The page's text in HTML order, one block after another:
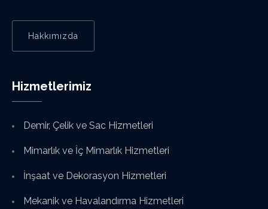
Hakkımızda
Hizmetlerimiz
Demir, Çelik ve Sac Hizmetleri
Mimarlık ve İç Mimarlık Hizmetleri
İnşaat ve Dekorasyon Hizmetleri
Mekanik ve Havalandırma Hizmetleri